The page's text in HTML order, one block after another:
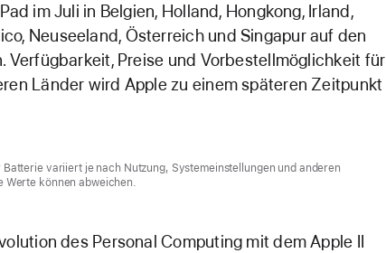
im Juli in Belgien, Holland, Hongkong, Irland,
Neuseeland, Österreich und Singapur auf den
Verfügbarkeit, Preise und Vorbestellmöglichkeit für
Länder wird Apple zu einem späteren Zeitpunkt
Batterie variiert je nach Nutzung, Systemeinstellungen und anderen
Werte können abweichen.
des Personal Computing mit dem Apple II